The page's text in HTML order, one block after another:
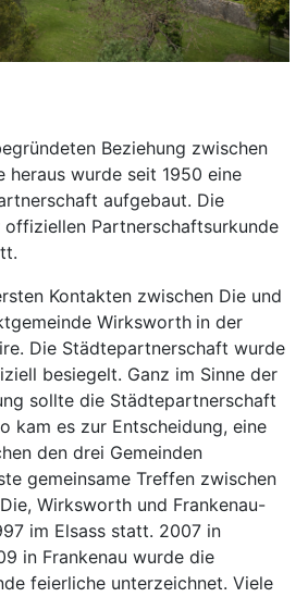
Beziehung zwischen
heraus wurde seit 1950 eine
aufgebaut. Die
Partnerschaftsurkunde
Kontakten zwischen Die und
Wirksworth in der
Die Städtepartnerschaft wurde
besiegelt. Ganz im Sinne der
sollte die Städtepartnerschaft
kam es zur Entscheidung, eine
den drei Gemeinden
gemeinsame Treffen zwischen
Wirksworth und Frankenau-
im Elsass statt. 2007 in
in Frankenau wurde die
feierliche unterzeichnet. Viele